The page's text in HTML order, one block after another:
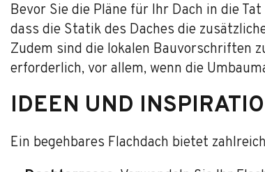
Bevor Sie die Pläne für Ihr Dach in die
dass die Statik des Daches die
Zudem sind die lokalen Bauvorschriften
erforderlich, vor allem, wenn die
IDEEN UND
Ein begehbares Flachdach bietet